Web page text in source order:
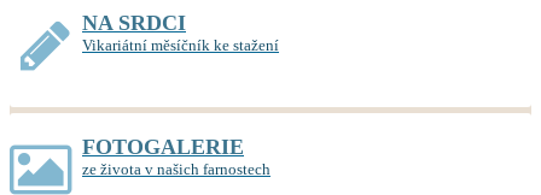
NA SRDCI
Vikariátní měsíčník ke stažení
FOTOGALERIE
ze života v našich farnostech